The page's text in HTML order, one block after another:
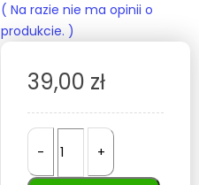
( Na razie nie ma opinii o
produkcie. )
39,00 zł
- +